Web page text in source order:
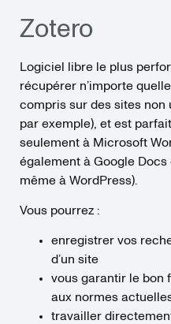
Zotero
Logiciel libre le plus
récupérer n’importe
compris sur des sites non
par exemple), et est
seulement à Microsoft
également à Google
même à WordPress).
Vous pourrez :
enregistrer vos
d’un site
vous garantir le bon
aux normes
travailler